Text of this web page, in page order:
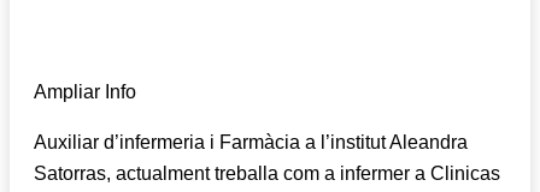
Ampliar Info
Auxiliar d’infermeria i Farmàcia a l’institut Aleandra
Satorras, actualment treballa com a infermer a Clinicas